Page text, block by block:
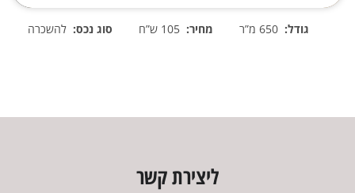
גודל: 650 מ”ר מחיר: סוג נכס: להשכרה
ליצירת קשר